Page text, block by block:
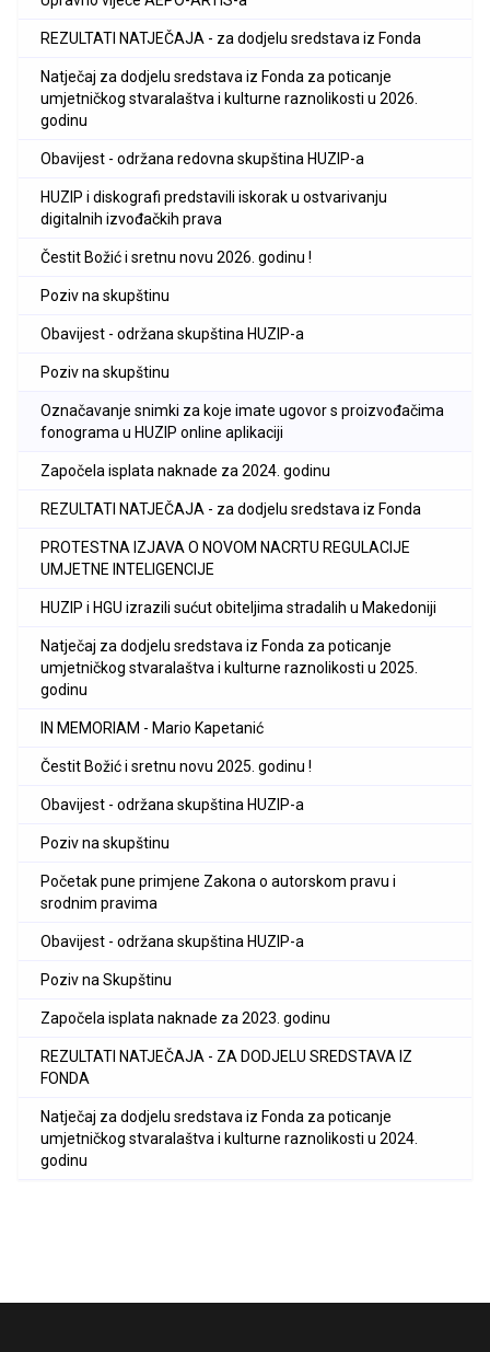
REZULTATI NATJEČAJA - za dodjelu sredstava iz Fonda
Natječaj za dodjelu sredstava iz Fonda za poticanje
umjetničkog stvaralaštva i kulturne raznolikosti u 2026.
godinu
Obavijest - održana redovna skupština HUZIP-a
HUZIP i diskografi predstavili iskorak u ostvarivanju
digitalnih izvođačkih prava
Čestit Božić i sretnu novu 2026. godinu !
Poziv na skupštinu
Obavijest - održana skupština HUZIP-a
Poziv na skupštinu
Označavanje snimki za koje imate ugovor s proizvođačima
fonograma u HUZIP online aplikaciji
Započela isplata naknade za 2024. godinu
REZULTATI NATJEČAJA - za dodjelu sredstava iz Fonda
PROTESTNA IZJAVA O NOVOM NACRTU REGULACIJE
UMJETNE INTELIGENCIJE
HUZIP i HGU izrazili sućut obiteljima stradalih u Makedoniji
Natječaj za dodjelu sredstava iz Fonda za poticanje
umjetničkog stvaralaštva i kulturne raznolikosti u 2025.
godinu
IN MEMORIAM - Mario Kapetanić
Čestit Božić i sretnu novu 2025. godinu !
Obavijest - održana skupština HUZIP-a
Poziv na skupštinu
Početak pune primjene Zakona o autorskom pravu i
srodnim pravima
Obavijest - održana skupština HUZIP-a
Poziv na Skupštinu
Započela isplata naknade za 2023. godinu
REZULTATI NATJEČAJA - ZA DODJELU SREDSTAVA IZ
FONDA
Natječaj za dodjelu sredstava iz Fonda za poticanje
umjetničkog stvaralaštva i kulturne raznolikosti u 2024.
godinu